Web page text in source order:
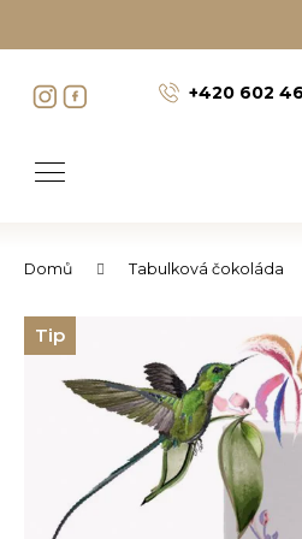
+420 602
Domů Tabulková čokoláda
Tip
o
do
do